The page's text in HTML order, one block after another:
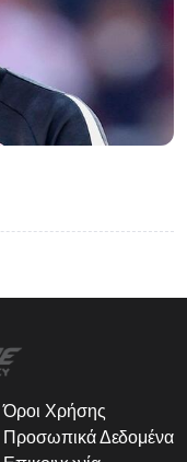
Όροι Χρήσης
Προσωπικά Δεδομένα